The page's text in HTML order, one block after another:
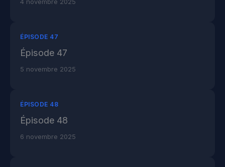
ÉPISODE 47
Épisode 47
5 novembre 2025
ÉPISODE 48
Épisode 48
6 novembre 2025